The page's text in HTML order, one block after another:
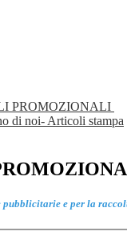
PROMOZIONALI
di noi- Articoli stampa
pubblicitarie e per la